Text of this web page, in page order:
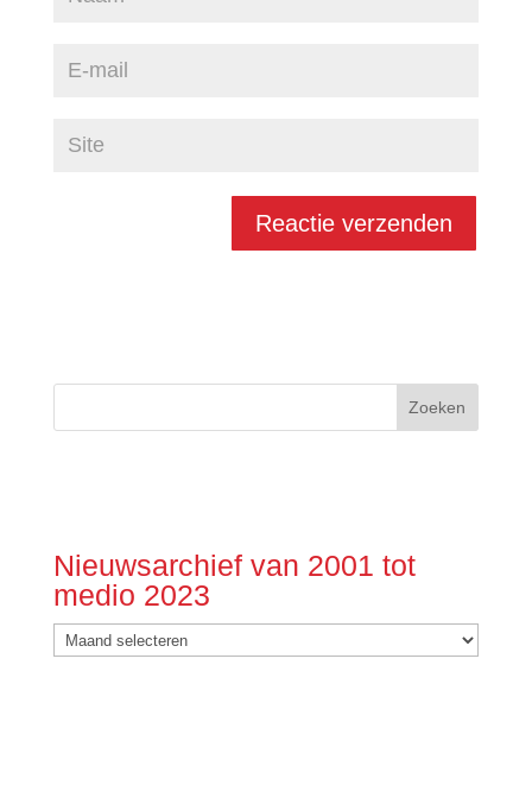
Nieuwsarchief van 2001 tot
medio 2023
Nieuwsarchief
van